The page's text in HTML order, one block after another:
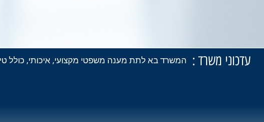
המשרד בא לתת מענה משפטי מקצועי, איכותי, כולל טיפול עדכוני משרד :